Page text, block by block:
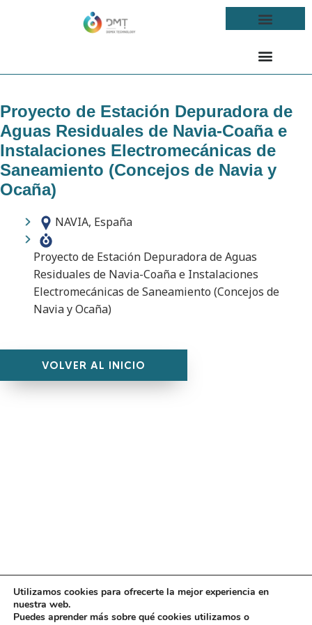
Proyecto de Estación Depuradora de
Aguas Residuales de Navia-Coaña e
Instalaciones Electromecánicas de
Saneamiento (Concejos de Navia y
Ocaña)
NAVIA, España
Proyecto de Estación Depuradora de Aguas
Residuales de Navia-Coaña e Instalaciones
Electromecánicas de Saneamiento (Concejos de
Navia y Ocaña)
VOLVER AL INICIO
Diseñojuangmendez. Copyright © 2026DMT·Aviso
Legal|Política de privacidad
Utilizamos cookies para ofrecerte la mejor experiencia en
nuestra web.
Puedes aprender más sobre qué cookies utilizamos o